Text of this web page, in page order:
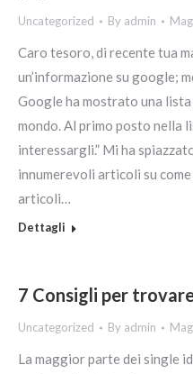
Uncategorized By admin
Caro tesoro, di recente tua
un’informazione su google;
Google ha mostrato una
mondo. Al primo posto nella
interessargli.” Mi ha
innumerevoli articoli su
articoli…
Dettagli
7 Consigli per
Uncategorized By admin
La maggior parte dei single